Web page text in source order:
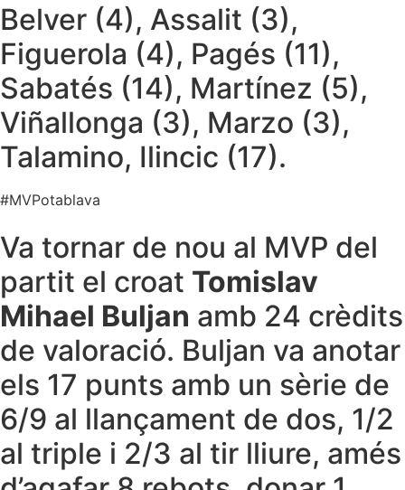
Belver (4), Assalit (3),
Figuerola (4), Pagés (11),
Sabatés (14), Martínez (5),
Viñallonga (3), Marzo (3),
Talamino, Ilincic (17).
#MVPotablava
Va tornar de nou al MVP del
partit el croat Tomislav
Mihael Buljan amb 24 crèdits
de valoració. Buljan va anotar
els 17 punts amb un sèrie de
6/9 al llançament de dos, 1/2
al triple i 2/3 al tir lliure, amés